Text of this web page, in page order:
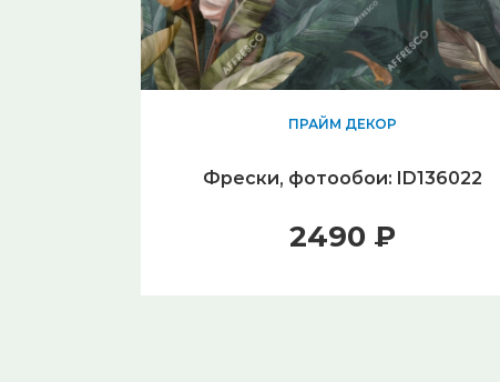
ПРАЙМ ДЕКОР
Фрески, фотообои: ID136022
2490 ₽